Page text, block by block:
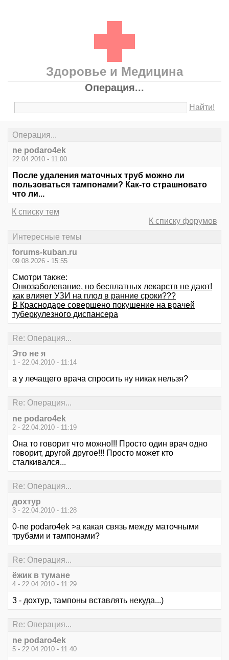
Здоровье и Медицина
Операция...
Найти!
Операция...
ne podaro4ek
22.04.2010 - 11:00
После удаления маточных труб можно ли
пользоваться тампонами? Как-то страшновато
что ли...
К списку тем
К списку форумов
Интересные темы
forums-kuban.ru
09.08.2026 - 15:55
Смотри также:
Онкозаболевание, но бесплатных лекарств не дают!
как влияет УЗИ на плод в ранние сроки???
В Краснодаре совершено покушение на врачей
туберкулезного диспансера
Re: Операция...
Это не я
1 - 22.04.2010 - 11:14
а у лечащего врача спросить ну никак нельзя?
Re: Операция...
ne podaro4ek
2 - 22.04.2010 - 11:19
Она то говорит что можно!!! Просто один врач одно
говорит, другой другое!!! Просто может кто
сталкивался...
Re: Операция...
дохтур
3 - 22.04.2010 - 11:28
0-ne podaro4ek >а какая связь между маточными
трубами и тампонами?
Re: Операция...
ёжик в тумане
4 - 22.04.2010 - 11:29
3 - дохтур, тампоны вставлять некуда...)
Re: Операция...
ne podaro4ek
5 - 22.04.2010 - 11:40